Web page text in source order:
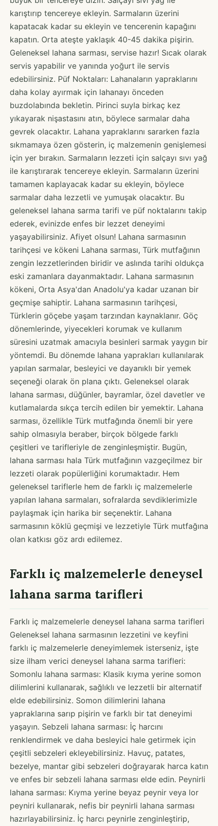
karıştırıp tencereye ekleyin. Sarmaların üzerini
kapatacak kadar su ekleyin ve tencerenin kapağını
kapatın. Orta ateşte yaklaşık 40-45 dakika pişirin.
Geleneksel lahana sarması, servise hazır! Sıcak olarak
servis yapabilir ve yanında yoğurt ile servis
edebilirsiniz. Püf Noktaları: Lahanaların yapraklarını
daha kolay ayırmak için lahanayı önceden
buzdolabında bekletin. Pirinci suyla birkaç kez
yıkayarak nişastasını atın, böylece sarmalar daha
gevrek olacaktır. Lahana yapraklarını sararken fazla
sıkmamaya özen gösterin, iç malzemenin genişlemesi
için yer bırakın. Sarmaların lezzeti için salçayı sıvı yağ
ile karıştırarak tencereye ekleyin. Sarmaların üzerini
tamamen kaplayacak kadar su ekleyin, böylece
sarmalar daha lezzetli ve yumuşak olacaktır. Bu
geleneksel lahana sarma tarifi ve püf noktalarını takip
ederek, evinizde enfes bir lezzet deneyimi
yaşayabilirsiniz. Afiyet olsun! Lahana sarmasının
tarihçesi ve kökeni Lahana sarması, Türk mutfağının
zengin lezzetlerinden biridir ve aslında tarihi oldukça
eski zamanlara dayanmaktadır. Lahana sarmasının
kökeni, Orta Asya'dan Anadolu'ya kadar uzanan bir
geçmişe sahiptir. Lahana sarmasının tarihçesi,
Türklerin göçebe yaşam tarzından kaynaklanır. Göç
dönemlerinde, yiyecekleri korumak ve kullanım
süresini uzatmak amacıyla besinleri sarmak yaygın bir
yöntemdi. Bu dönemde lahana yaprakları kullanılarak
yapılan sarmalar, besleyici ve dayanıklı bir yemek
seçeneği olarak ön plana çıktı. Geleneksel olarak
lahana sarması, düğünler, bayramlar, özel davetler ve
kutlamalarda sıkça tercih edilen bir yemektir. Lahana
sarması, özellikle Türk mutfağında önemli bir yere
sahip olmasıyla beraber, birçok bölgede farklı
çeşitleri ve tarifleriyle de zenginleşmiştir. Bugün,
lahana sarması hala Türk mutfağının vazgeçilmez bir
lezzeti olarak popülerliğini korumaktadır. Hem
geleneksel tariflerle hem de farklı iç malzemelerle
yapılan lahana sarmaları, sofralarda sevdiklerimizle
paylaşmak için harika bir seçenektir. Lahana
sarmasının köklü geçmişi ve lezzetiyle Türk mutfağına
olan katkısı göz ardı edilemez.
Farklı iç malzemelerle deneysel
lahana sarma tarifleri
Farklı iç malzemelerle deneysel lahana sarma tarifleri
Geleneksel lahana sarmasının lezzetini ve keyfini
farklı iç malzemelerle deneyimlemek isterseniz, işte
size ilham verici deneysel lahana sarma tarifleri:
Somonlu lahana sarması: Klasik kıyma yerine somon
dilimlerini kullanarak, sağlıklı ve lezzetli bir alternatif
elde edebilirsiniz. Somon dilimlerini lahana
yapraklarına sarıp pişirin ve farklı bir tat deneyimi
yaşayın. Sebzeli lahana sarması: İç harcını
renklendirmek ve daha besleyici hale getirmek için
çeşitli sebzeleri ekleyebilirsiniz. Havuç, patates,
bezelye, mantar gibi sebzeleri doğrayarak harca katın
ve enfes bir sebzeli lahana sarması elde edin. Peynirli
lahana sarması: Kıyma yerine beyaz peynir veya lor
peyniri kullanarak, nefis bir peynirli lahana sarması
hazırlayabilirsiniz. İç harcı peynirle zenginleştirip,